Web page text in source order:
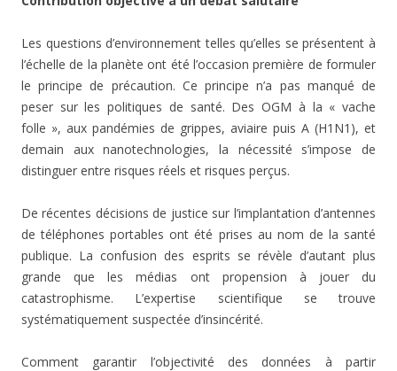
Les questions d’environnement telles qu’elles se présentent à
l’échelle de la planète ont été l’occasion première de formuler
le principe de précaution. Ce principe n’a pas manqué de
peser sur les politiques de santé. Des OGM à la « vache
folle », aux pandémies de grippes, aviaire puis A (H1N1), et
demain aux nanotechnologies, la nécessité s’impose de
distinguer entre risques réels et risques perçus.
De récentes décisions de justice sur l’implantation d’antennes
de téléphones portables ont été prises au nom de la santé
publique. La confusion des esprits se révèle d’autant plus
grande que les médias ont propension à jouer du
catastrophisme. L’expertise scientifique se trouve
systématiquement suspectée d’insincérité.
Comment garantir l’objectivité des données à partir